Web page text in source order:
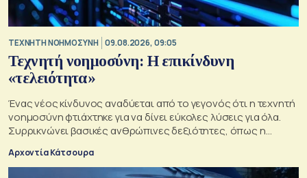
TΕΧΝΗΤΗ ΝΟΗΜΟΣΥΝΗ 09.08.2026, 09:05
Τεχνητή νοημοσύνη: Η επικίνδυνη
«τελειότητα»
Ένας νέος κίνδυνος αναδύεται από το γεγονός ότι η τεχνητή
νοημοσύνη φτιάχτηκε για να δίνει εύκολες λύσεις για όλα.
Συρρικνώνει βασικές ανθρώπινες δεξιότητες, όπως η
Αρχοντία Κάτσουρα